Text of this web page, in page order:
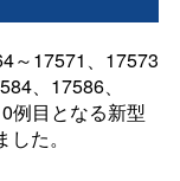
～17571、17573
、17586、
例目となる新型
た。